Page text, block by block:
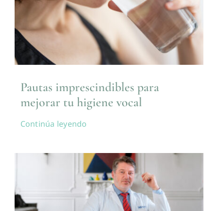
Pautas imprescindibles para
mejorar tu higiene vocal
Continúa leyendo